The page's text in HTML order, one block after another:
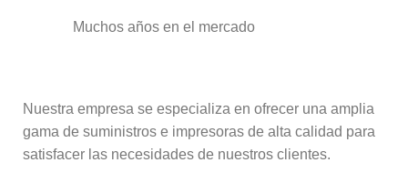
Muchos años en el mercado
Nuestra empresa se especializa en ofrecer una amplia
gama de suministros e impresoras de alta calidad para
satisfacer las necesidades de nuestros clientes.